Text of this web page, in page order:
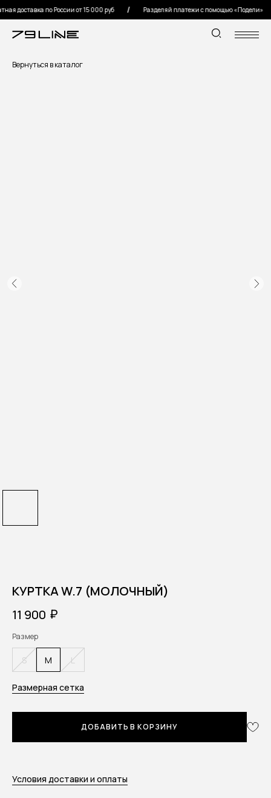
доставка по России от 15 000 руб Разделяй платежи с помощью «Подели»
Вернуться в каталог
КУРТКА W.7 (МОЛОЧНЫЙ)
11 900 ₽
Размер
S M L
Размерная сетка
ДОБАВИТЬ В КОРЗИНУ
Условия доставки и оплаты